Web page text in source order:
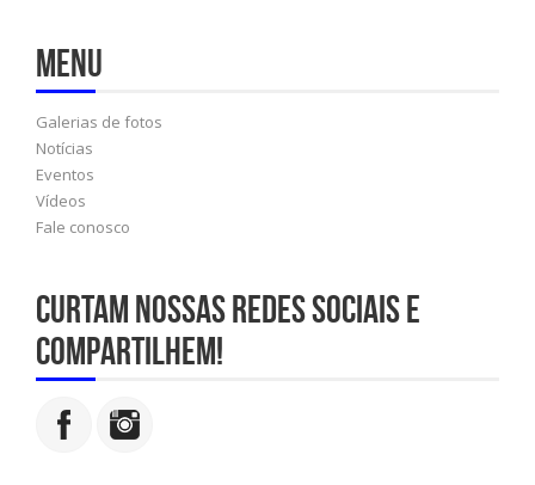
Menu
Galerias de fotos
Notícias
Eventos
Vídeos
Fale conosco
Curtam nossas redes sociais e
compartilhem!